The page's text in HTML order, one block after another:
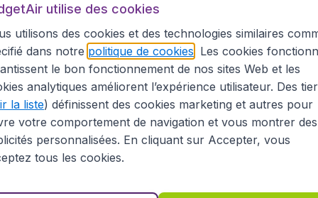
à une vingtaine de kilomètres au nord-est de Paris, à
sont Air France, KLM, les compagnies
km au sud de Paris. Les vols proposés sont
DOM-TOM. Ces deux aéroports se rejoignent
70 km au nord de Paris, est principalement utilisé par
avec une navette dédiée en 1h15 environ.
des vols, BudgetAir trouvera pour vous l'aéroport
utilise des cookies
utilisons des cookies et des technologies similaires
dans notre politique de cookies . Les cookies
le bon fonctionnement de nos sites Web et les
analytiques améliorent l’expérience utilisateur. Des
la liste) définissent des cookies marketing et autres pour
votre comportement de navigation et vous montrer des
personnalisées. En cliquant sur Accepter, vous
tous les cookies.